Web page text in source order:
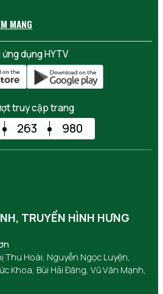
dụng HYTV
truy cập trang
263 980
TRUYỀN HÌNH HƯNG
Thu Hoài, Nguyễn Ngọc Luyện,
Khoa, Bùi Hải Đăng, Vũ Văn Mạnh,